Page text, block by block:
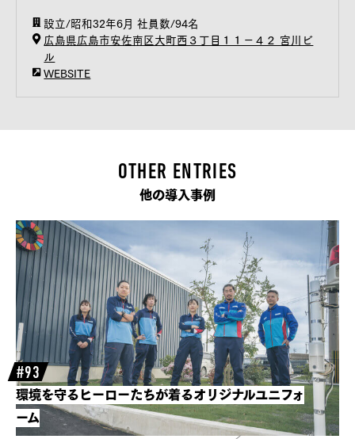
設立/昭和32年6月 社員数/94名
広島県広島市安佐南区大町西３丁目１１−４２ 宮川ビ
ル
WEBSITE
OTHER ENTRIES
他の導入事例
#93
環境を守るヒーローたちが着るオリジナルユニフォ
ーム